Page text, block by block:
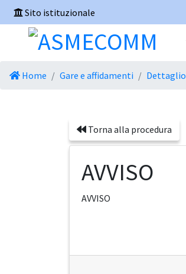
Sito istituzionale
Home Gare e affidamenti Dettaglio
Torna alla procedura
AVVISO
AVVISO